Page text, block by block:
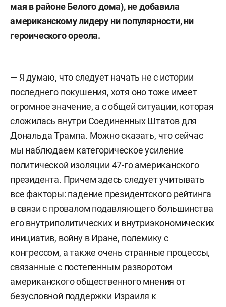
мая в районе Белого дома), не добавила
американскому лидеру ни популярности, ни
героического ореола.
— Я думаю, что следует начать не с истории
последнего покушения, хотя оно тоже имеет
огромное значение, а с общей ситуации, которая
сложилась внутри Соединенных Штатов для
Дональда Трампа. Можно сказать, что сейчас
мы наблюдаем категорическое усиление
политической изоляции 47-го американского
президента. Причем здесь следует учитывать
все факторы: падение президентского рейтинга
в связи с провалом подавляющего большинства
его внутриполитических и внутриэкономических
инициатив, войну в Иране, полемику с
конгрессом, а также очень странные процессы,
связанные с постепенным разворотом
американского общественного мнения от
безусловной поддержки Израиля к